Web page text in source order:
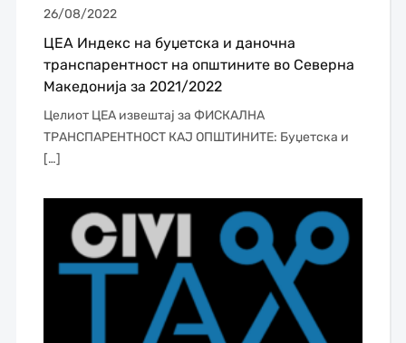
26/08/2022
ЦЕА Индекс на буџетска и даночна
транспарентност на општините во Северна
Македонија за 2021/2022
Целиот ЦЕА извештај за ФИСКАЛНА
ТРАНСПАРЕНТНОСТ КАЈ ОПШТИНИТЕ: Буџетска и
[…]